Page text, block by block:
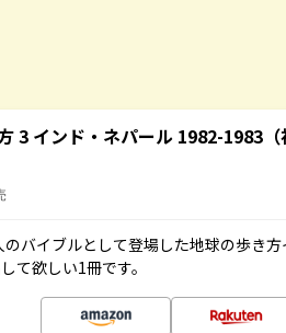
3 インド・ネパール 1982-1983（
のバイブルとして登場した地球の歩き
て欲しい1冊です。